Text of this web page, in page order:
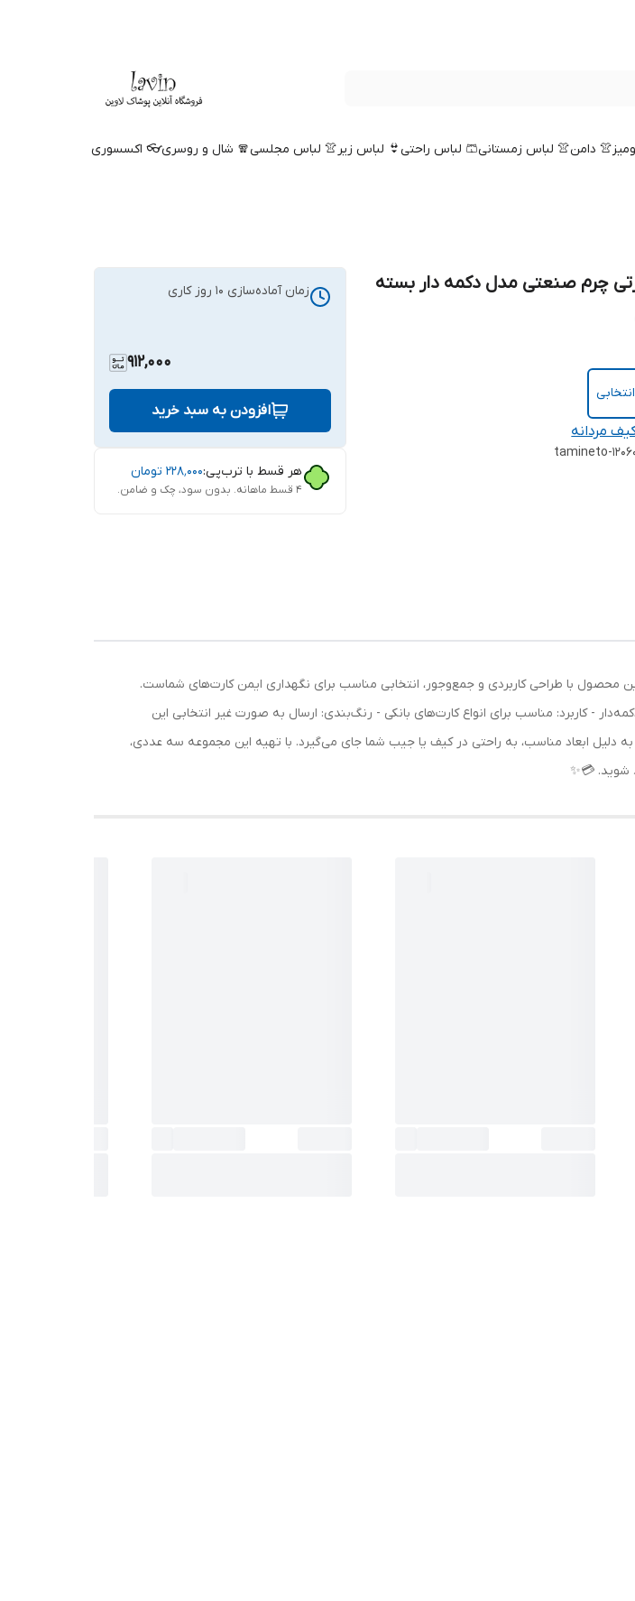
👚 دامن👚 لباس زمستانی🩳 لباس راحتی👙 لباس زیر👚 لباس مجلسی🧣 شال و روسری👓 اکسسوری
چرم صنعتی مدل دکمه دار بسته
مردانه
tamineto-
زمان آماده‌سازی 10 روز کاری
912,000
افزودن به سبد خرید
هر قسط با ترب‌پی:۲۲۸٬۰۰۰ تومان
۴ قسط ماهانه. بدون سود، چک و ضامن.
محصول با طراحی کاربردی و جمع‌وجور، انتخابی مناسب برای نگهداری ایمن کارت‌های شماست.
کاربرد: مناسب برای انواع کارت‌های بانکی - رنگ‌بندی: ارسال به صورت غیر انتخابی این
دلیل ابعاد مناسب، به راحتی در کیف یا جیب شما جای می‌گیرد. با تهیه این مجموعه سه عددی،
شوید. 💳✨